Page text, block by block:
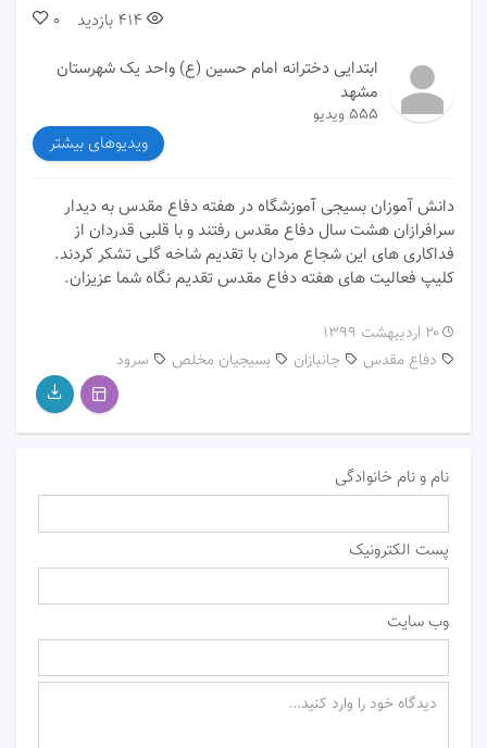
0 414 بازدید
ابتدایی دخترانه امام حسین (ع) واحد یک شهرستان
مشهد
555 ویدیو
ویدیوهای بیشتر
دانش آموزان بسیجی آموزشگاه در هفته دفاع مقدس به دیدار
سرافرازان هشت سال دفاع مقدس رفتند و با قلبی قدردان از
فداکاری های این شجاع مردان با تقدیم شاخه گلی تشکر کردند.
کلیپ فعالیت های هفته دفاع مقدس تقدیم نگاه شما عزیزان.
۲۰ اردیبهشت ۱۳۹۹
بسیجیان مخلص
جانبازان دفاع مقدس سرود
نام و نام خانوادگی
پست الکترونیک
وب سایت